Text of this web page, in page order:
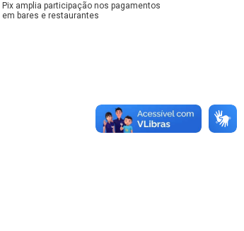
Pix amplia participação nos pagamentos
em bares e restaurantes